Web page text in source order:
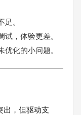
。
，体验更差。
化的小问题。
出，但驱动支